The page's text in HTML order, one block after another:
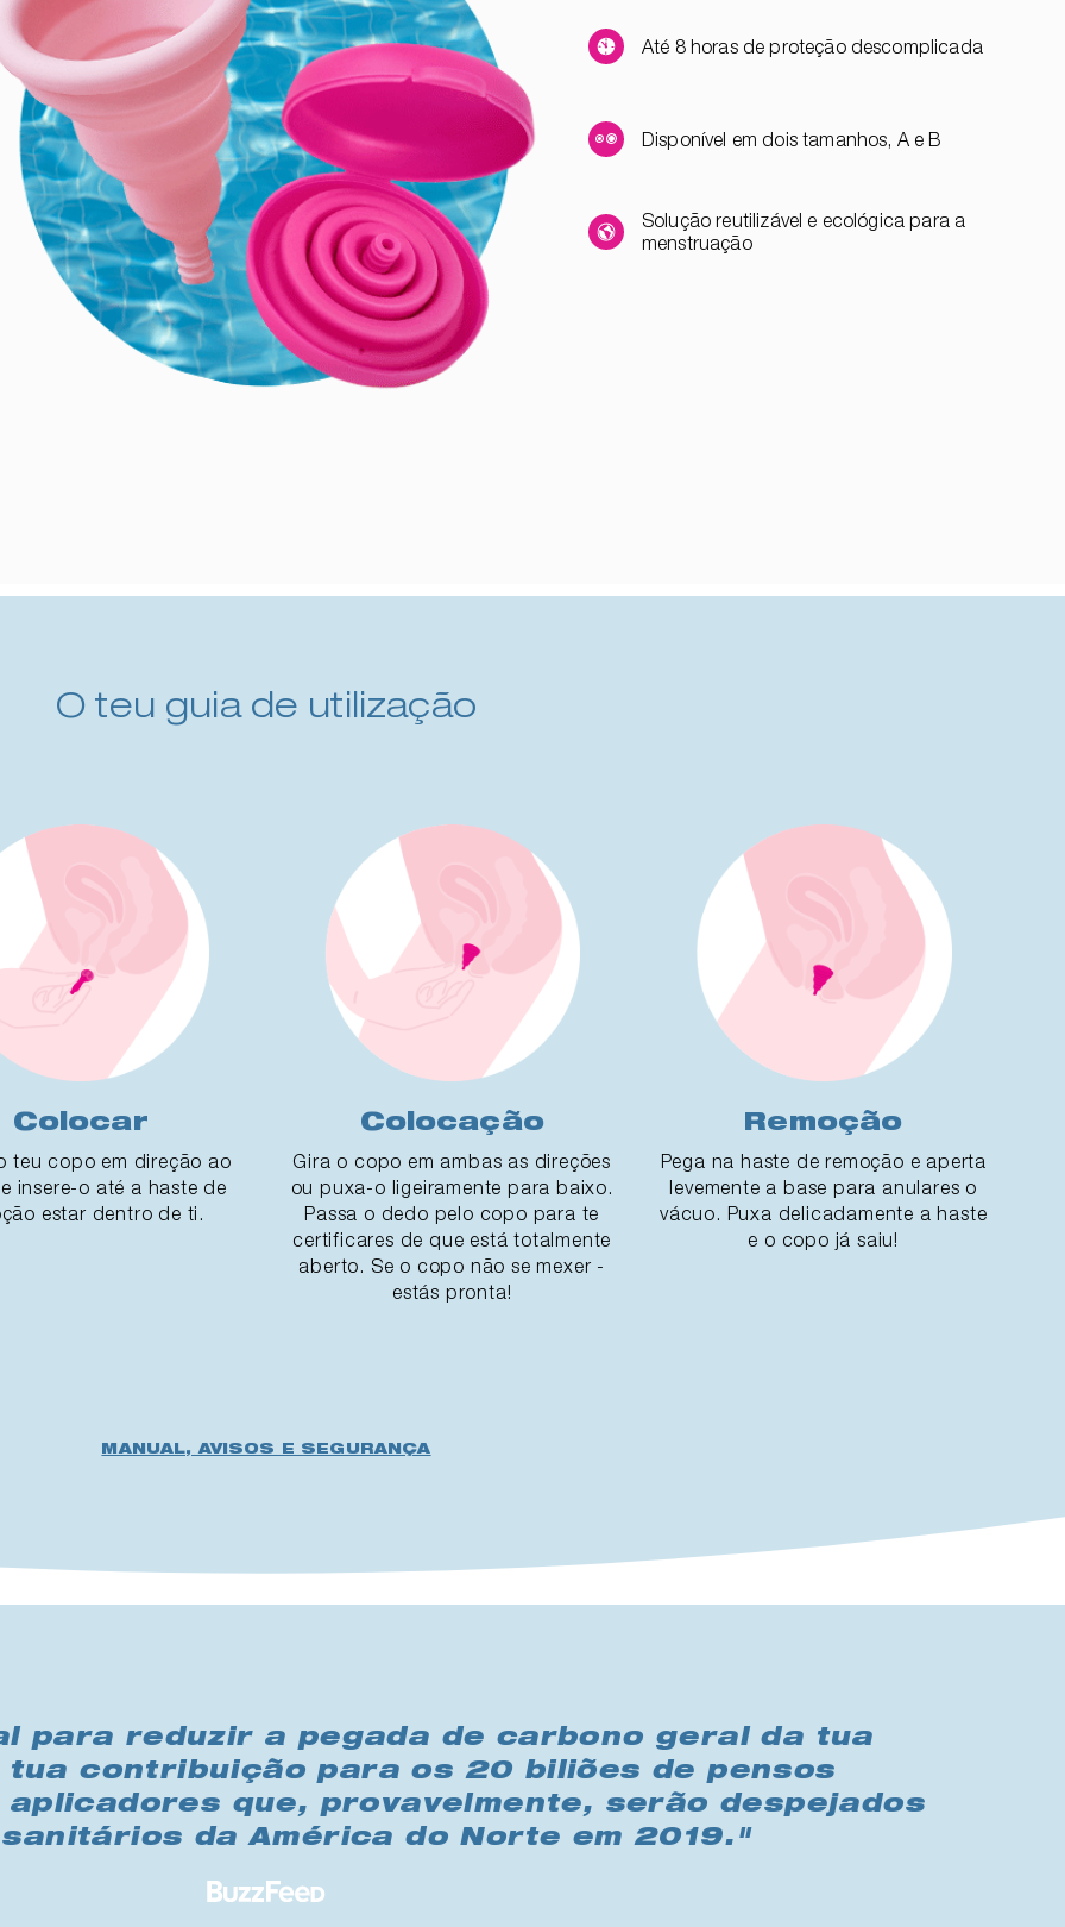
Até 8 horas de proteção descomplicada
Disponível em dois tamanhos, A e B
Solução reutilizável e ecológica para a
menstruação
O teu guia de utilização
Colocar
teu copo em direção ao
insere-o até a haste de
estar dentro de ti.
Colocação
Gira o copo em ambas as direções
ou puxa-o ligeiramente para baixo.
Passa o dedo pelo copo para te
certificares de que está totalmente
aberto. Se o copo não se mexer -
estás pronta!
Remoção
Pega na haste de remoção e aperta
levemente a base para anulares o
vácuo. Puxa delicadamente a haste
e o copo já saiu!
MANUAL, AVISOS E SEGURANÇA
para reduzir a pegada de carbono geral da tua
tua contribuição para os 20 biliões de pensos
que, provavelmente, serão despejados
da América do Norte em 2019."